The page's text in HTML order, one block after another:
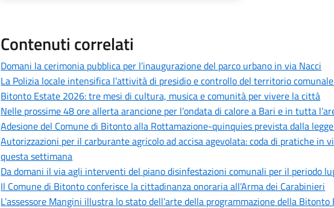
Contenuti correlati
Domani la cerimonia pubblica per l’inaugurazione del parco urbano in via Nacci
La Polizia locale intensifica l’attività di presidio e controllo del territorio
Bitonto Estate 2026: tre mesi di cultura, musica e comunità per vivere la città
Nelle prossime 48 ore allerta arancione per l’ondata di calore a Bari e in tutta
Adesione del Comune di Bitonto alla Rottamazione-quinquies prevista dalla
Autorizzazioni per il carburante agricolo ad accisa agevolata: coda di pratiche in
questa settimana
Da domani il via agli interventi del piano disinfestazioni comunali per il periodo
Il Comune di Bitonto conferisce la cittadinanza onoraria all’Arma dei Carabinieri
L’assessore Mangini illustra lo stato dell’arte della programmazione della